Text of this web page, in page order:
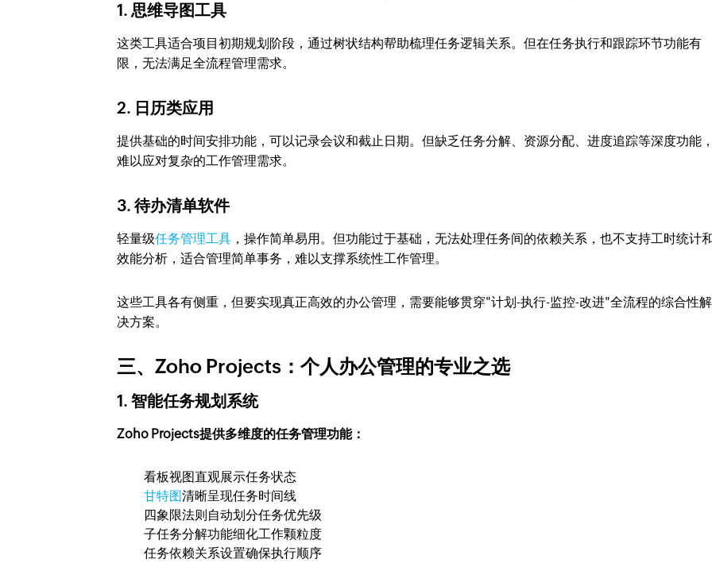
1. 思维导图工具
这类工具适合项目初期规划阶段，通过树状结构帮助梳理任务逻辑关系。但在任务执行和跟踪环节功能有
限，无法满足全流程管理需求。
2. 日历类应用
提供基础的时间安排功能，可以记录会议和截止日期。但缺乏任务分解、资源分配、进度追踪等深度功能
难以应对复杂的工作管理需求。
3. 待办清单软件
轻量级任务管理工具 ，操作简单易用。但功能过于基础，无法处理任务间的依赖关系，也不支持工时统计
效能分析，适合管理简单事务，难以支撑系统性工作管理。
这些工具各有侧重，但要实现真正高效的办公管理，需要能够贯穿"计划-执行-监控-改进"全流程的综合性解
决方案。
三、Zoho Projects：个人办公管理的专业之选
1. 智能任务规划系统
Zoho Projects提供多维度的任务管理功能：
看板视图直观展示任务状态
甘特图清晰呈现任务时间线
四象限法则自动划分任务优先级
子任务分解功能细化工作颗粒度
任务依赖关系设置确保执行顺序